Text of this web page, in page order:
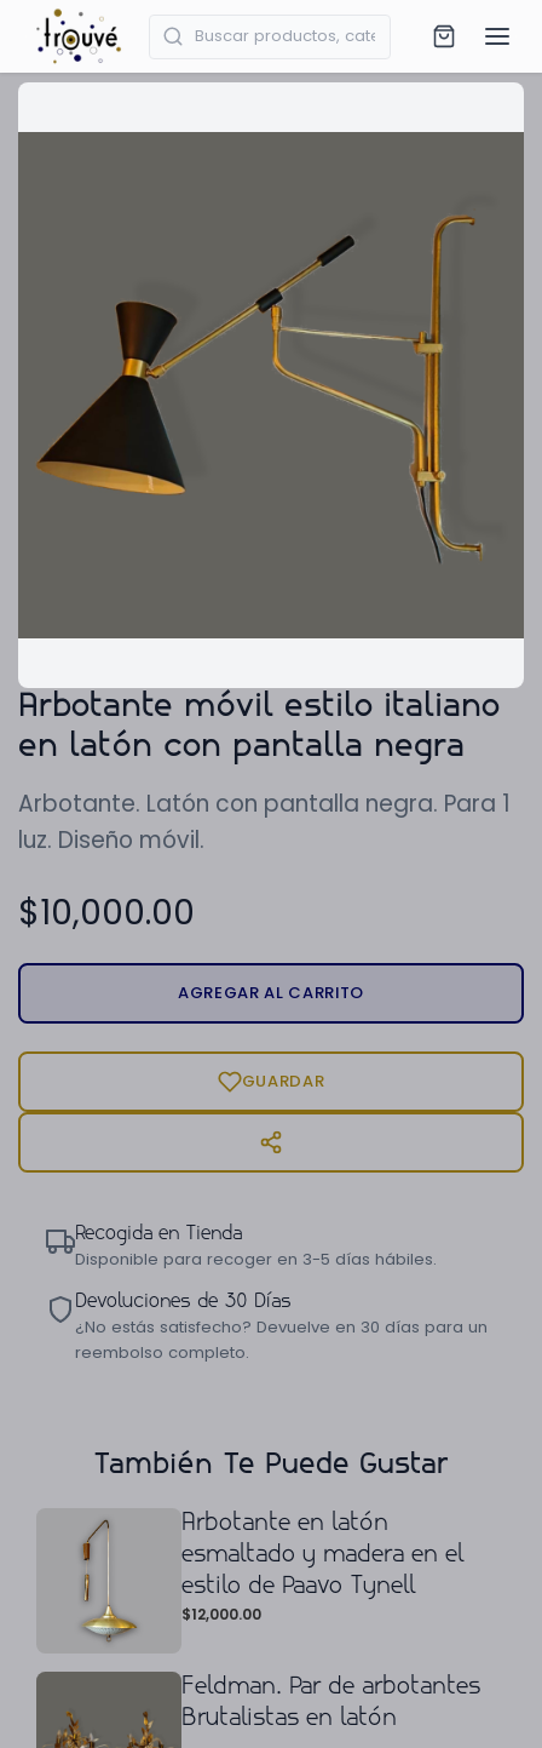
Arbotante móvil estilo italiano
en latón con pantalla negra
Arbotante. Latón con pantalla negra. Para 1
luz. Diseño móvil.
$10,000.00
AGREGAR AL CARRITO
GUARDAR
Recogida en Tienda
Disponible para recoger en 3-5 días hábiles.
Devoluciones de 30 Días
¿No estás satisfecho? Devuelve en 30 días para un
reembolso completo.
También Te Puede Gustar
Arbotante en latón
esmaltado y madera en el
estilo de Paavo Tynell
$12,000.00
Feldman. Par de arbotantes
Brutalistas en latón